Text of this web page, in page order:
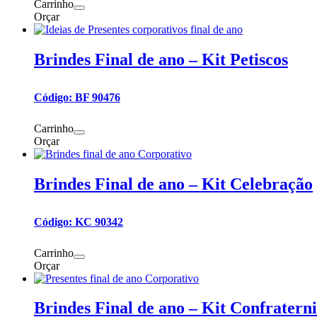
Carrinho
Orçar
Brindes Final de ano – Kit Petiscos
Código: BF 90476
Carrinho
Orçar
Brindes Final de ano – Kit Celebração
Código: KC 90342
Carrinho
Orçar
Brindes Final de ano – Kit